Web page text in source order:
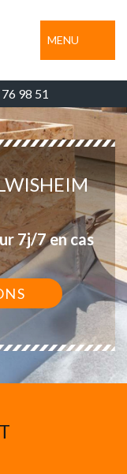
MENU
98 51
7j/7 en cas